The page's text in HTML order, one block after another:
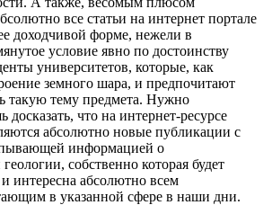
все статьи на интернет портале
доходчивой форме, нежели в
условие явно по достоинству
университетов, которые, как
земного шара, и предпочитают
такую тему предмета. Нужно
что на интернет-ресурсе
абсолютно новые публикации с
информацией о
собственно которая будет
интересна абсолютно всем
в указанной сфере в наши дни.